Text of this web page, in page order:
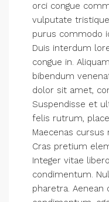
orci congue
vulputate
purus commodo
Duis interdum
congue in.
bibendum
dolor sit amet,
Suspendisse et
felis rutrum,
Maecenas
Cras pretium
Integer vitae
condimentum.
pharetra.